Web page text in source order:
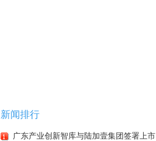
新闻排行
广东产业创新智库与陆加壹集团签署上市